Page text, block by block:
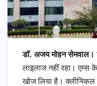
डॉ. अजय मोहन सेमवाल।
लाइलाज नहीं रहा। एम्स
खोज लिया है।